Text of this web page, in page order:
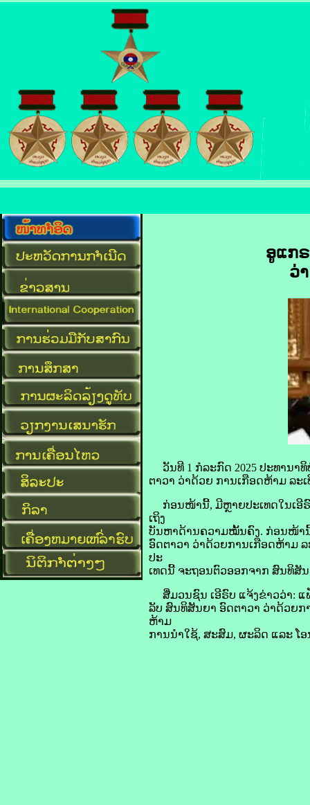
ອູ​ແກ
ວ່
ວັນ​ທີ 1 ກໍລະກົດ 2025 ປະທານາ
ຕາ​ວາ ວ່າ​ດ້ວຍ ການ​ເກືອດ​ຫ້າມ ລະ
ກ່ອນ​ໜ້າ​ນີ້, ມີ​ຫຼາຍ​ປະເທດ​ໃນ​ເອີ​ຣົ
ເຖິງ
ບັນຫາ​ດ້ານ​ຄວາມ​ໝັ້ນຄົງ. ກ່ອນ​ໜ້າ​ນີ້​
ອົດ​ຕາ​ວາ ວ່າ​ດ້ວຍການ​ເກືອດ​ຫ້າມ
ປະ
ເທດ​ນີ້ ຈະ​ຖອນ​ຕົວ​ອອກ​ຈາກ ສົນທິສັ
ສື່​ມວນ​ຊົນ ເອີ​ຣົບ ແຈ້ງ​ຂ່າວ​ວ່າ: ແ
ລັບ ສົນທິສັນຍາ ອົດ​ຕາ​ວາ ວ່າ​ດ້ວຍກ
ຫ້າມ
ການ​ນຳ​ໃຊ້, ສະ​ສົມ, ຜະລິດ ແລະ ໂອ